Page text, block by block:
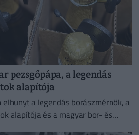
pezsgőpápa, a legendás
alapítója
a legendás borászmérnök, a
alapítója és a magyar bor- és